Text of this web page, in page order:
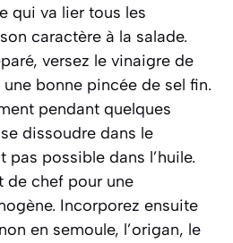
qui va lier tous les
caractère à la salade.
versez le vinaigre de
bonne pincée de sel fin.
pendant quelques
dissoudre dans le
pas possible dans l’huile.
de chef pour une
Incorporez ensuite
en semoule, l’origan, le